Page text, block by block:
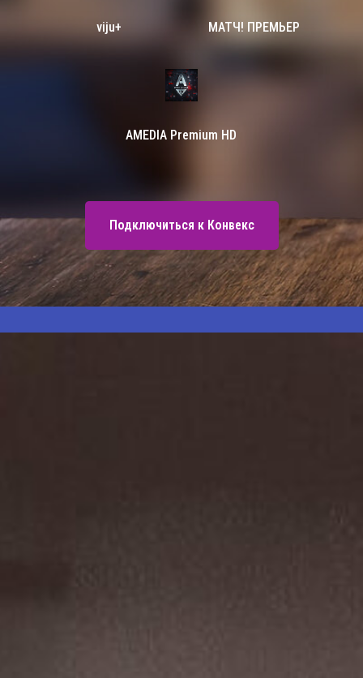
viju+ МАТЧ! ПРЕМЬЕР
AMEDIA Premium HD
Подключиться к Конвекс